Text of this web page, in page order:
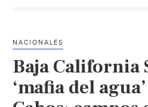
Tulijá
moviliza
a
NACIONALES
Baja California
‘mafia del